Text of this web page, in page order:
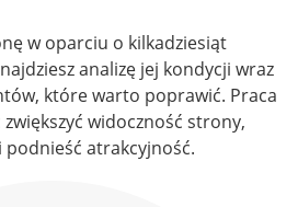
w oparciu o kilkadziesiąt
analizę jej kondycji wraz
które warto poprawić. Praca
widoczność strony,
podnieść atrakcyjność.